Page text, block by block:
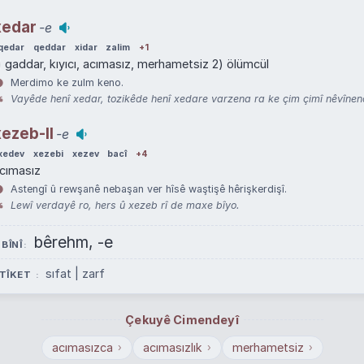
-e
qeddar xidar zalim +1
gaddar, kıyıcı, acımasız, merhametsiz 2) ölümcül
Merdimo ke zulm keno.
Vayêde henî xedar, tozikêde henî xedare varzena ra ke çim çimî
II -e
xezebi xezev bacî +4
Astengî û rewşanê nebaşan ver hîsê waştişê hêrişkerdişî.
Lewî verdayê ro, hers û xezeb rî de maxe bîyo.
BÎNÎ bêrehm, -e
sıfat | zarf
Çekuyê Cimendeyî
acımasızca › acımasızlık › merhametsiz ›